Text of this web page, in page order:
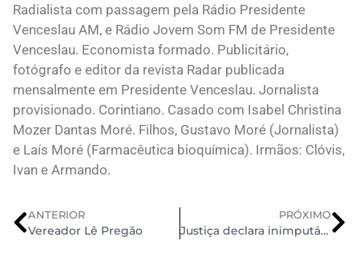
Radialista com passagem pela Rádio Presidente
Venceslau AM, e Rádio Jovem Som FM de Presidente
Venceslau. Economista formado. Publicitário,
fotógrafo e editor da revista Radar publicada
mensalmente em Presidente Venceslau. Jornalista
provisionado. Corintiano. Casado com Isabel Christina
Mozer Dantas Moré. Filhos, Gustavo Moré (Jornalista)
e Laís Moré (Farmacêutica bioquímica). Irmãos: Clóvis,
Ivan e Armando.
ANTERIOR
Vereador Lê Pregão
PRÓXIMO
Justiça declara inimputável esfaqueador de Bolsonaro